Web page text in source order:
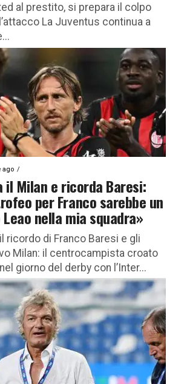
al prestito, si prepara il colpo
La Juventus continua a
ago
il Milan e ricorda Baresi:
per Franco sarebbe un
nella mia squadra»
ricordo di Franco Baresi e gli
Milan: il centrocampista croato
giorno del derby con l’Inter...